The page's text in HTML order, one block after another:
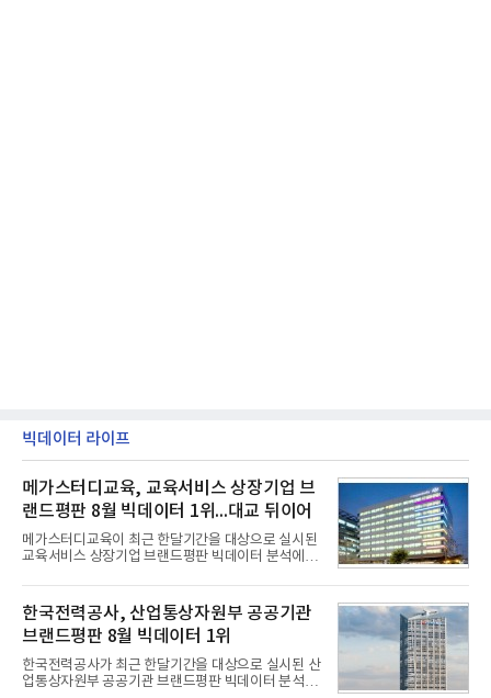
빅데이터 라이프
메가스터디교육, 교육서비스 상장기업 브
랜드평판 8월 빅데이터 1위...대교 뒤이어
메가스터디교육이 최근 한달기간을 대상으로 실시된
교육서비스 상장기업 브랜드평판 빅데이터 분석에서
일 한국기업평판연구소(소장 구창환)는 국내 교육서
비스 상장기업 브랜드를 대상으로 지난 7월 7일부터
8월 7일까지 수집된 소비자 빅데이터 10,074,233건
을 분석한 결과, 메가스터디교육이 브랜드평판지수
1,710,926을 기록하며 8월 1위에 올랐다고 밝혔다.
분석에 활용된 빅데이터는 지난 7월(9,491,206건) 대
비 6.14% 증가한 수치로, 교육서비스 상장기업 브랜
한국전력공사, 산업통상자원부 공공기관
브랜드평판 8월 빅데이터 1위
한국전력공사가 최근 한달기간을 대상으로 실시된 산
업통상자원부 공공기관 브랜드평판 빅데이터 분석에